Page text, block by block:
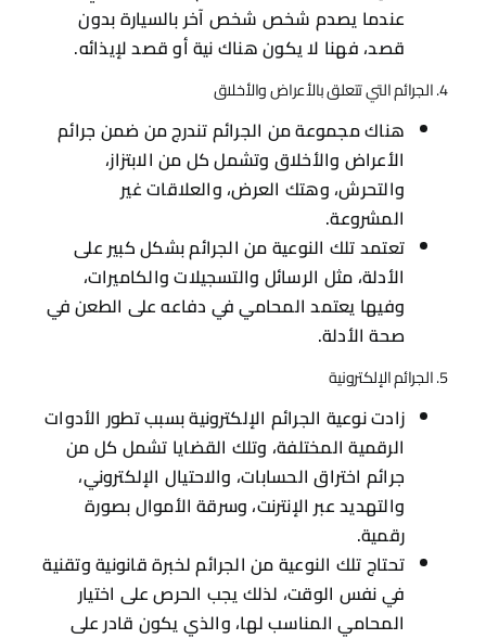
عندما يصدم شخص شخص آخر بالسيارة بدون
قصد، فهنا لا يكون هناك نية أو قصد لإيذائه.
4. الجرائم التي تتعلق بالأعراض والأخلاق
هناك مجموعة من الجرائم تندرج من ضمن جرائم
الأعراض والأخلاق وتشمل كل من الابتزاز،
والتحرش، وهتك العرض، والعلاقات غير
المشروعة.
تعتمد تلك النوعية من الجرائم بشكل كبير على
الأدلة، مثل الرسائل والتسجيلات والكاميرات،
وفيها يعتمد المحامي في دفاعه على الطعن في
صحة الأدلة.
5. الجرائم الإلكترونية
زادت نوعية الجرائم الإلكترونية بسبب تطور الأدوات
الرقمية المختلفة، وتلك القضايا تشمل كل من
جرائم اختراق الحسابات، والاحتيال الإلكتروني،
والتهديد عبر الإنترنت، وسرقة الأموال بصورة
رقمية.
تحتاج تلك النوعية من الجرائم لخبرة قانونية وتقنية
في نفس الوقت، لذلك يجب الحرص على اختيار
المحامي المناسب لها، والذي يكون قادر على